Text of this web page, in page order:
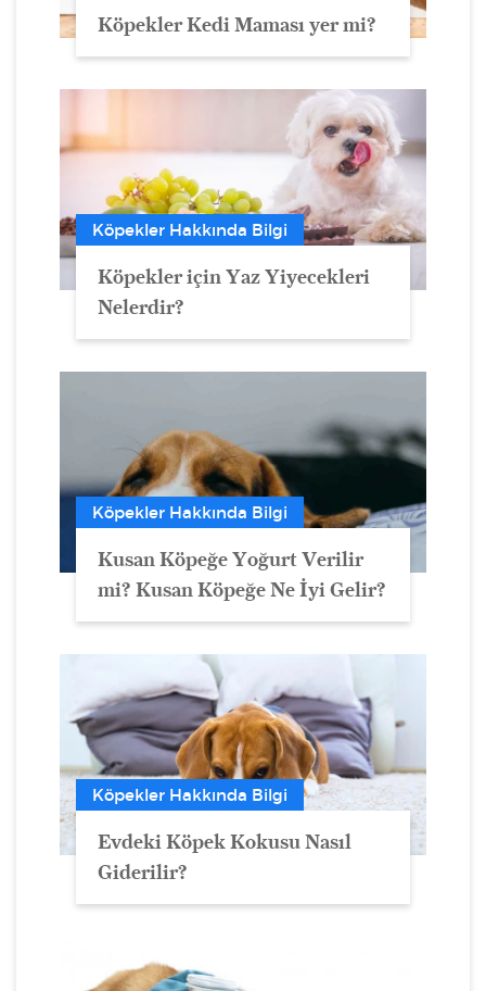
Köpekler Kedi Maması yer mi?
Köpekler Hakkında Bilgi
Köpekler için Yaz Yiyecekleri
Nelerdir?
Köpekler Hakkında Bilgi
Kusan Köpeğe Yoğurt Verilir
mi? Kusan Köpeğe Ne İyi Gelir?
Köpekler Hakkında Bilgi
Evdeki Köpek Kokusu Nasıl
Giderilir?